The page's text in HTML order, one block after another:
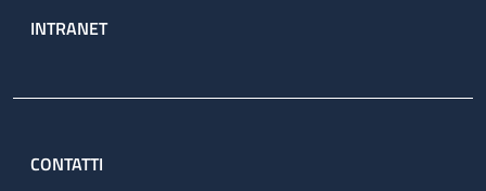
INTRANET
CONTATTI